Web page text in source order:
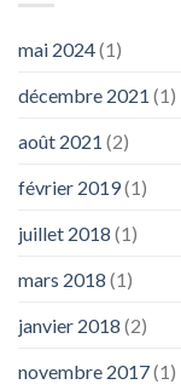
mai 2024(1)
décembre 2021 (1)
août 2021 (2)
février 2019(1)
juillet 2018 (1)
mars 2018 (1)
janvier 2018 (2)
novembre 2017(1)